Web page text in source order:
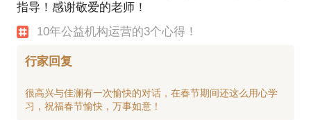
指导！感谢敬爱的老师！
10年公益机构运营的3个心得！
行家回复
很高兴与佳澜有一次愉快的对话，在春节期间还这么用心学